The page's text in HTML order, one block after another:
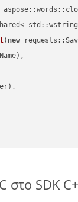
( new
στο SDK